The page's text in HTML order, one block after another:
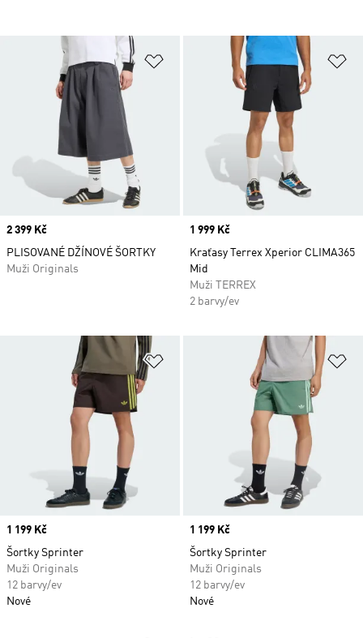
Přidat do seznamu přání
Price
2 399 Kč
PLISOVANÉ DŽÍNOVÉ ŠORTKY
Muži Originals
Price
1 999 Kč
Kraťasy Terrex Xperior CLIMA365
Mid
Muži TERREX
2 barvy/ev
Přidat do seznamu přání
Price
1 199 Kč
Šortky Sprinter
Muži Originals
12 barvy/ev
Nové
Price
1 199 Kč
Šortky Sprinter
Muži Originals
12 barvy/ev
Nové